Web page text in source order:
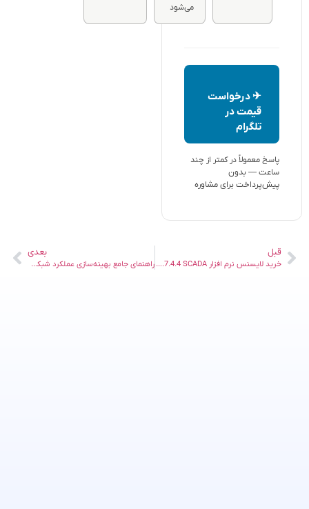
می‌شود
✈ درخواست
قیمت در
تلگرام
پاسخ معمولاً در کمتر از چند
ساعت — بدون
پیش‌پرداخت برای مشاوره
قبل
خرید لایسنس نرم افزار Axon Builder 3.7.4.4 SCADA | طراحی سیستم‌های صنعتی
بعدی
راهنمای جامع بهینه‌سازی عملکرد شبکه با ManageEngine: افزایش سرعت و پایداری